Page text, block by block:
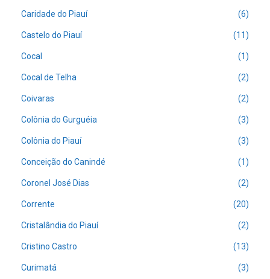
Caridade do Piauí (6)
Castelo do Piauí (11)
Cocal (1)
Cocal de Telha (2)
Coivaras (2)
Colônia do Gurguéia (3)
Colônia do Piauí (3)
Conceição do Canindé (1)
Coronel José Dias (2)
Corrente (20)
Cristalândia do Piauí (2)
Cristino Castro (13)
Curimatá (3)